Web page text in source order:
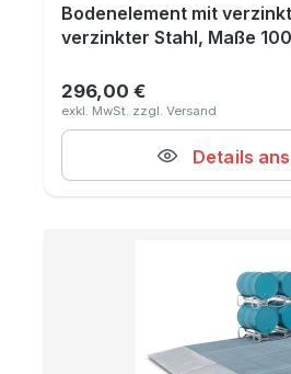
Bodenelement mit
verzinkter Stahl, Maße
Regulärer Preis:
296,00 €
Details